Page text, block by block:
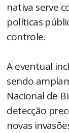
nativa serve
políticas
controle.
A eventual
sendo
Nacional de
detecção
novas